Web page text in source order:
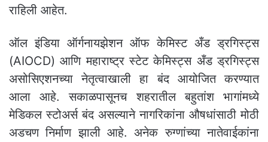
राहिली आहेत.
ऑल इंडिया ऑर्गनायझेशन ऑफ केमिस्ट अँड ड्रगिस्ट्स
(AIOCD) आणि महाराष्ट्र स्टेट केमिस्ट्स अँड ड्रगिस्ट्स
असोसिएशनच्या नेतृत्वाखाली हा बंद आयोजित करण्यात
आला आहे. सकाळपासूनच शहरातील बहुतांश भागांमध्ये
मेडिकल स्टोअर्स बंद असल्याने नागरिकांना औषधांसाठी मोठी
अडचण निर्माण झाली आहे. अनेक रुग्णांच्या नातेवाईकांना